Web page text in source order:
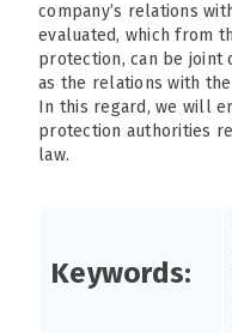
company’s relations
evaluated, which from
protection, can be
as the relations with
In this regard, we will
protection authorities
law.
Keywords: